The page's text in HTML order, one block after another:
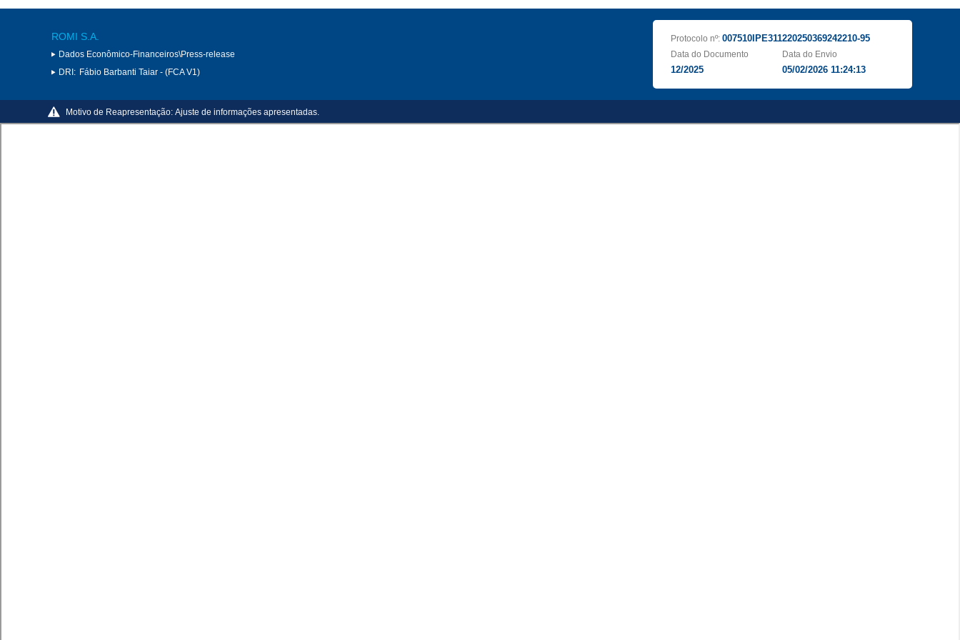
ROMI S.A.
Dados Econômico-Financeiros\Press-release
DRI: Fábio Barbanti Taiar - (FCA V1)
Protocolo nº: 007510IPE311220250369242210-95
Data do Documento
12/2025
Data do Envio
05/02/2026 11:24:13
Motivo de Reapresentação: Ajuste de informações apresentadas.